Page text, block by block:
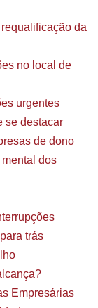
da
no local de
urgentes
se destacar
de dono
dos
trás
Empresárias